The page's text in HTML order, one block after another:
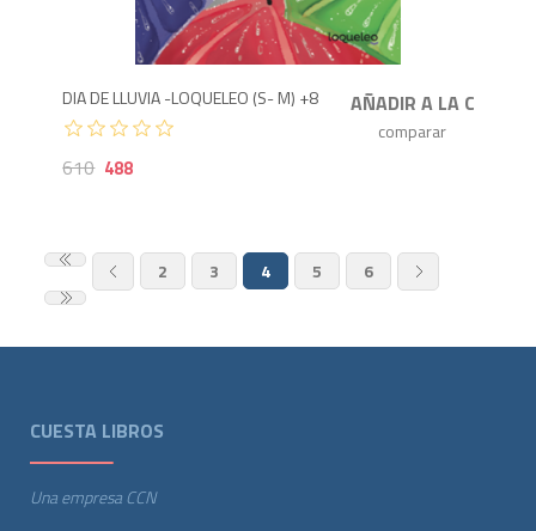
DIA DE LLUVIA -LOQUELEO (S- M) +8
610 488
2 3 4 5 6
CUESTA LIBROS
Una empresa CCN